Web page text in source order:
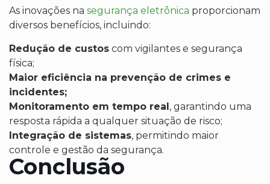
As inovações na segurança eletrônica proporcionam
diversos benefícios, incluindo:
Redução de custos com vigilantes e segurança
física;
Maior eficiência na prevenção de crimes e
incidentes;
Monitoramento em tempo real , garantindo uma
resposta rápida a qualquer situação de risco;
Integração de sistemas, permitindo maior
controle e gestão da segurança.
Conclusão